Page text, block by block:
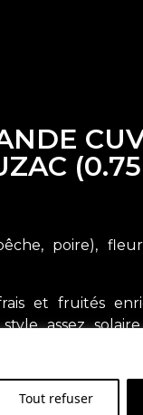
Tout refuser
poire),
et fruités
assez
et apéritif.